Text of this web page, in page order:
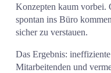
Konzepten kaum vorbei.
spontan ins Büro
sicher zu verstauen.
Das Ergebnis:
Mitarbeitenden und